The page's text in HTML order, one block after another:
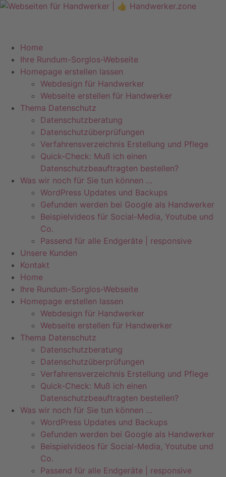
Home
Ihre Rundum-Sorglos-Webseite
Homepage erstellen lassen
Webdesign für Handwerker
Webseite erstellen für Handwerker
Thema Datenschutz
Datenschutzberatung
Datenschutzüberprüfungen
Verfahrensverzeichnis Erstellung und Pflege
Quick-Check: Muß ich einen
Datenschutzbeauftragten bestellen?
Was wir noch für Sie tun können …
WordPress Updates und Backups
Gefunden werden bei Google als Handwerker
Beispielvideos für Social-Media, Youtube und
Co.
Passend für alle Endgeräte | responsive
Unsere Kunden
Kontakt
Home
Ihre Rundum-Sorglos-Webseite
Homepage erstellen lassen
Webdesign für Handwerker
Webseite erstellen für Handwerker
Thema Datenschutz
Datenschutzberatung
Datenschutzüberprüfungen
Verfahrensverzeichnis Erstellung und Pflege
Quick-Check: Muß ich einen
Datenschutzbeauftragten bestellen?
Was wir noch für Sie tun können …
WordPress Updates und Backups
Gefunden werden bei Google als Handwerker
Beispielvideos für Social-Media, Youtube und
Co.
Passend für alle Endgeräte | responsive